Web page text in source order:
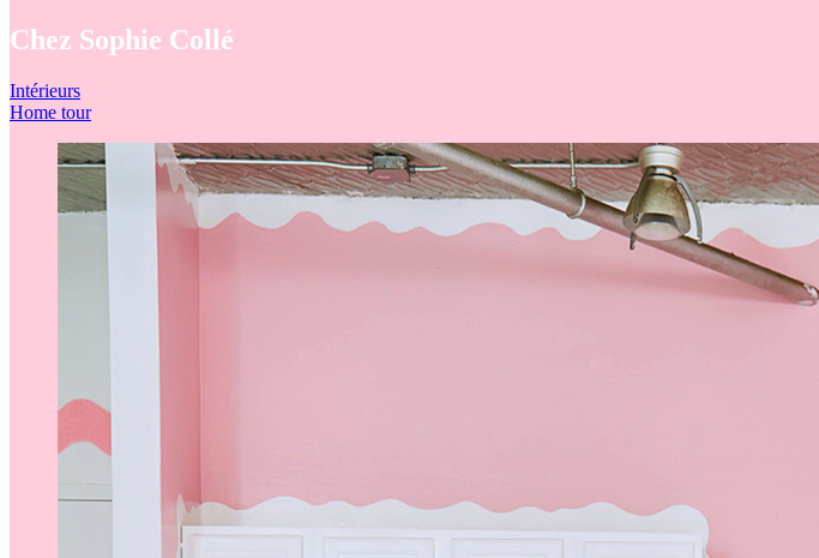
Chez Sophie Collé
Intérieurs
Home tour